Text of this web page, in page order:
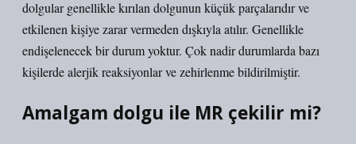
dolgular genellikle kırılan dolgunun küçük parçalarıdır ve
etkilenen kişiye zarar vermeden dışkıyla atılır. Genellikle
endişelenecek bir durum yoktur. Çok nadir durumlarda bazı
kişilerde alerjik reaksiyonlar ve zehirlenme bildirilmiştir.
Amalgam dolgu ile MR çekilir mi?